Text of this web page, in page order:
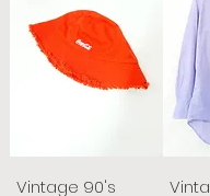
Vintage 90's